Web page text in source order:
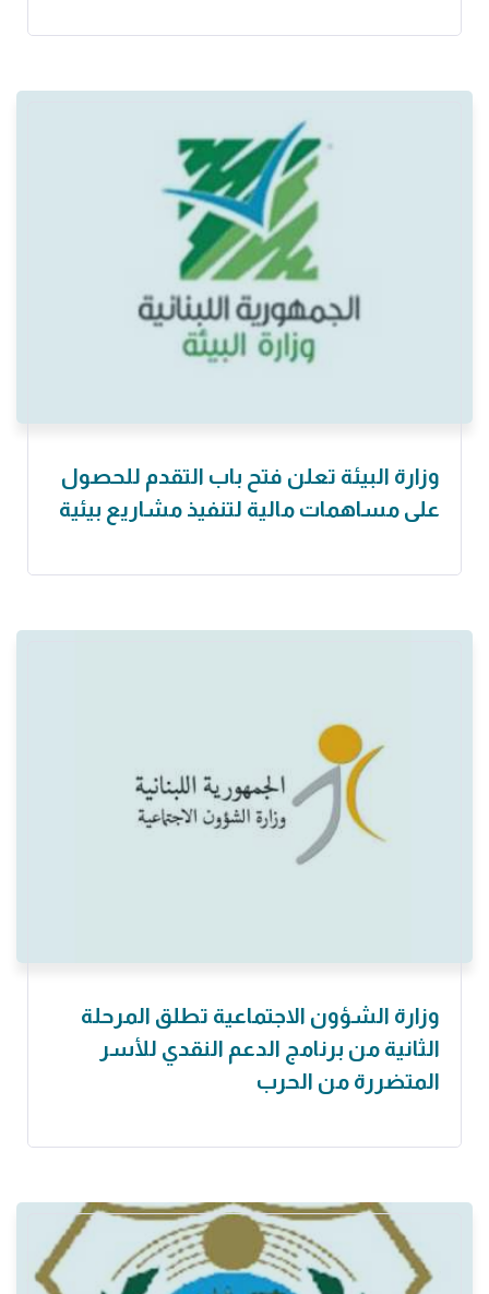
وزارة البيئة تعلن فتح باب التقدم للحصول
على مساهمات مالية لتنفيذ مشاريع بيئية
وزارة الشؤون الاجتماعية تطلق المرحلة
الثانية من برنامج الدعم النقدي للأسر
المتضررة من الحرب